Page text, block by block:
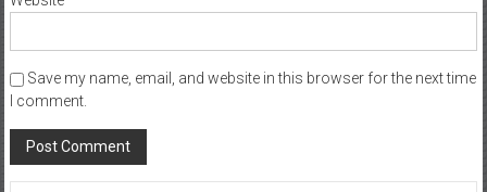
Save my name, email, and website in this browser for the next time